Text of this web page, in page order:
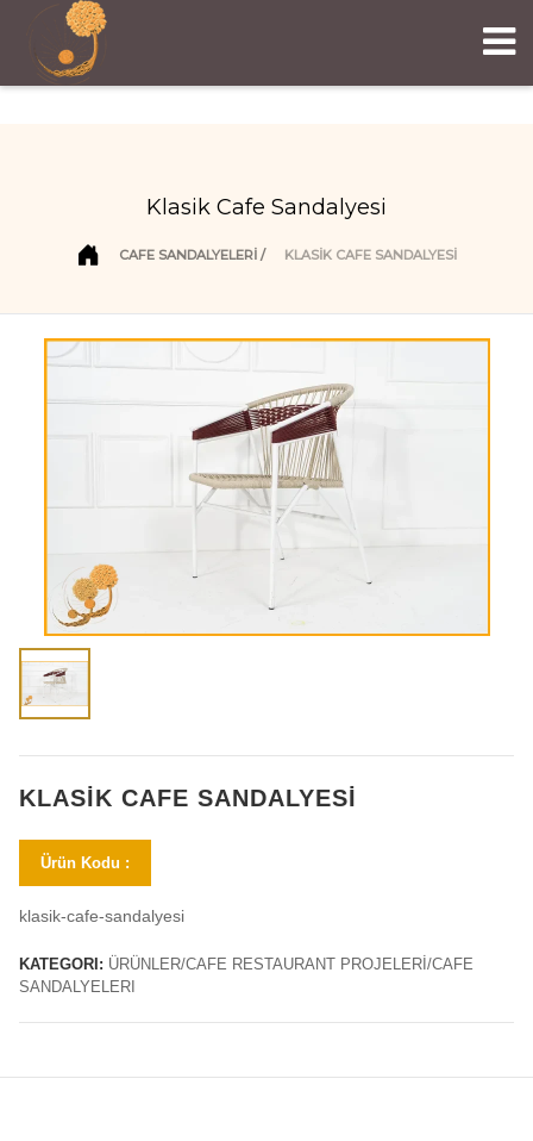
Klasik Cafe Sandalyesi
CAFE SANDALYELERI KLASIK CAFE SANDALYESI
KLASIK CAFE SANDALYESI
Ürün Kodu :
klasik-cafe-sandalyesi
KATEGORI: ÜRÜNLER/CAFE RESTAURANT PROJELERİ/CAFE
SANDALYELERI